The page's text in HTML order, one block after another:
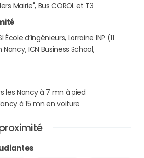
Mairie", Bus COROL et T3
École d’ingénieurs, Lorraine INP (11
ICN Business School,
les Nancy à 7 mn à pied
à 15 mn en voiture